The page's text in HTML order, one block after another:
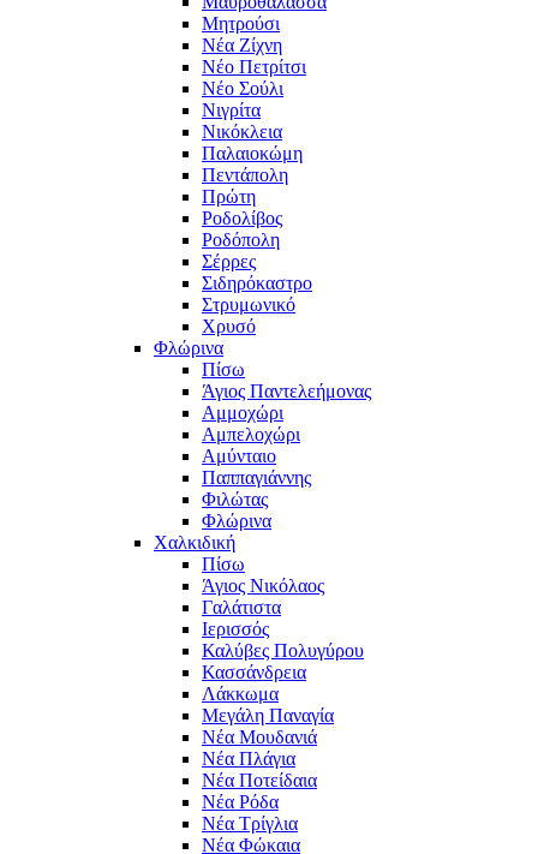
Μητρούσι
Νέα Ζίχνη
Νέο Πετρίτσι
Νέο Σούλι
Νιγρίτα
Νικόκλεια
Παλαιοκώμη
Πεντάπολη
Πρώτη
Ροδολίβος
Ροδόπολη
Σέρρες
Σιδηρόκαστρο
Στρυμωνικό
Χρυσό
Φλώρινα
Πίσω
Άγιος Παντελεήμονας
Αμμοχώρι
Αμπελοχώρι
Αμύνταιο
Παππαγιάννης
Φιλώτας
Φλώρινα
Χαλκιδική
Πίσω
Άγιος Νικόλαος
Γαλάτιστα
Ιερισσός
Καλύβες Πολυγύρου
Κασσάνδρεια
Λάκκωμα
Μεγάλη Παναγία
Νέα Μουδανιά
Νέα Πλάγια
Νέα Ποτείδαια
Νέα Ρόδα
Νέα Τρίγλια
Νέα Φώκαια